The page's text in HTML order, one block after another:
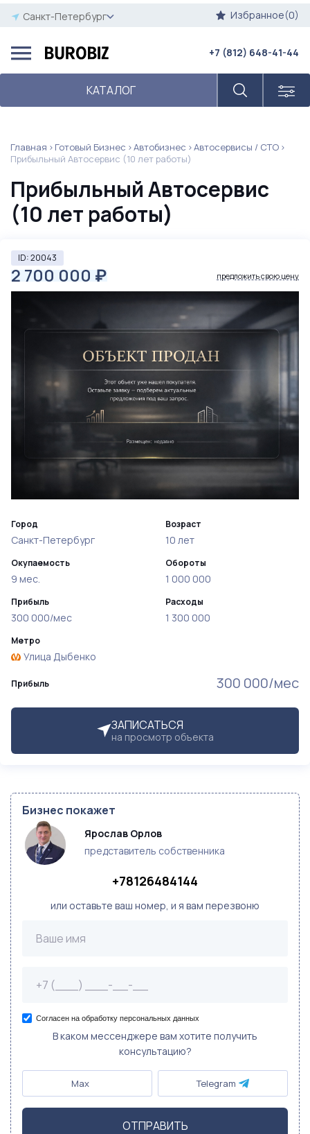
Санкт-Петербург Избранное(0)
КАТАЛОГ
+7 (812) 648-41-44
Главная Готовый Бизнес Автобизнес
Автосервисы / СТО
Прибыльный Автосервис (10 лет работы)
Прибыльный Автосервис
(10 лет работы)
ID: 20043
2 700 000 ₽ предложить свою цену
Прибыль 300 000/мес
ЗАПИСАТЬСЯ
на просмотр объекта
Город
Санкт-Петербург
Окупаемость
9 мес.
Прибыль
300 000/мес
Возраст
10 лет
Обороты
1 000 000
Расходы
1 300 000
Метро
Улица Дыбенко
Бизнес покажет
Ярослав Орлов
представитель собственника
+78126484144
или оставьте ваш номер, и я вам перезвоню
Согласен на обработку персональных данных
В каком мессенджере вам хотите получить
консультацию?
Max Telegram
ОТПРАВИТЬ